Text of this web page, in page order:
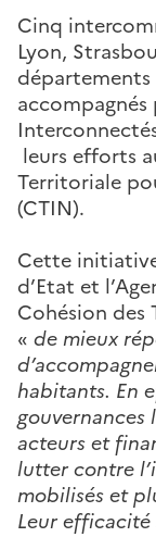
Cinq
Lyon,
leurs efforts
Territoriale
(CTIN).
Cette
d’Etat et
Cohésion des
« de mieux
habitants. En
gouvernances
acteurs et
lutter contre
mobilisés et
Leur efficacité